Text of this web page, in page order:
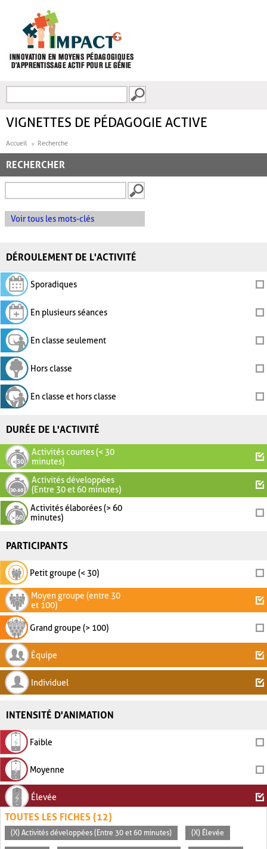
FORMULAIRE DE
VIGNETTES DE PÉDAGOGIE ACTIVE
Accueil Recherche
RECHERCHER
Voir tous les mots-clés
DÉROULEMENT DE L'ACTIVITÉ
Sporadiques
En plusieurs séances
En classe seulement
Hors classe
En classe et hors classe
DURÉE DE L'ACTIVITÉ
Activités courtes (< 30
minutes)
Activités développées
(Entre 30 et 60 minutes)
Activités élaborées (> 60
minutes)
PARTICIPANTS
Petit groupe (< 30)
Moyen groupe (entre 30
et 100)
Grand groupe (> 100)
Équipe
Individuel
INTENSITÉ D'ANIMATION
Faible
Moyenne
Élevée
TOUTES LES FICHES (12)
(X) Activités développées (Entre 30 et 60 minutes) (X) Élevée